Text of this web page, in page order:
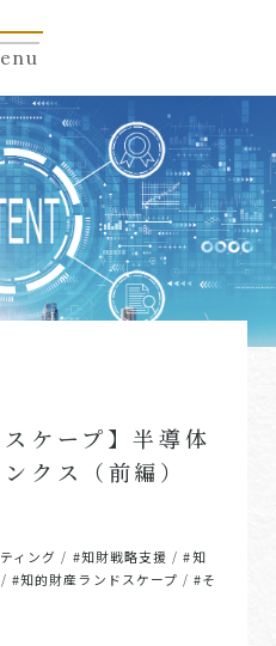
ケープ】半導体
クス（前編）
ィング / #知財戦略支援 /#知
/#知的財産ランドスケープ /#そ